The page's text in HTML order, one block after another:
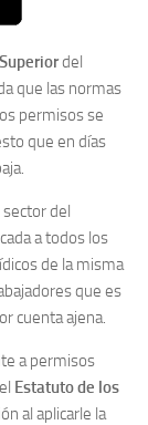
del
que las normas
permisos se
que en días
del
a todos los
de la misma
que es
cuenta ajena.
a permisos
Estatuto de los
al aplicarle la